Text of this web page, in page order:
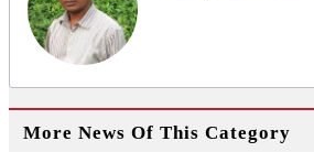
More News Of This Category